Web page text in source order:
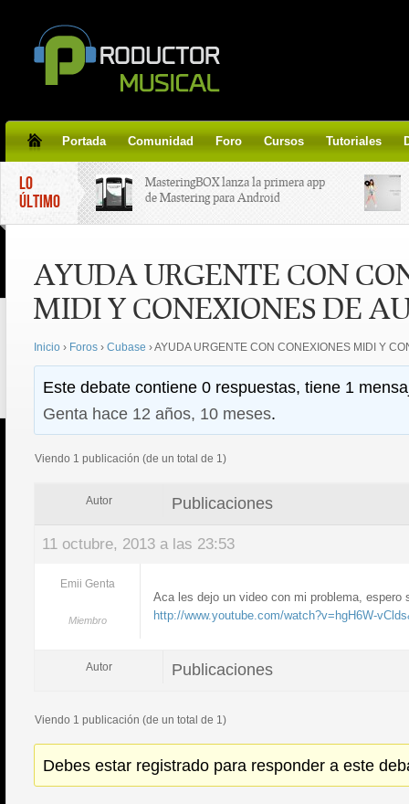
Portada Comunidad Foro Cursos Tutoriales
LO
ÚLTIMO
MasteringBOX lanza la primera app
de Mastering para Android
line gratis!
Korg lanza SDD-3000, el nuevo
Tutorial de CLA Effects, aprende a
aplicar efectos a tus voces.
AYUDA URGENTE CON
MIDI Y CONEXIONES DE
Inicio › Foros › Cubase ›AYUDA URGENTE CON CONEXIONES MIDI Y
Este debate contiene 0 respuestas, tiene 1
Genta hace 12 años, 10 meses.
Viendo 1 publicación (de un total de 1)
Autor Publicaciones
11 octubre, 2013 a las 23:53
Emii Genta
Miembro
Aca les dejo un video con mi problema, espero
http://www.youtube.com/watch?v=hgH6W-
Autor Publicaciones
Viendo 1 publicación (de un total de 1)
Debes estar registrado para responder a este